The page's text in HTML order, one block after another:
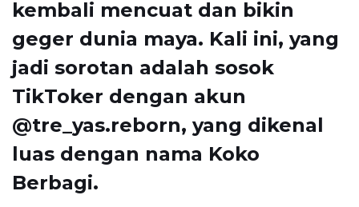
kembali mencuat dan bikin
geger dunia maya. Kali ini, yang
jadi sorotan adalah sosok
TikToker dengan akun
@tre_yas.reborn, yang dikenal
luas dengan nama Koko
Berbagi.